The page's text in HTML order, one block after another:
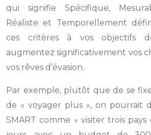
qui signifie Spécifique,
Réaliste et Temporellement
ces critères à vos objectifs
augmentez significativement vos
vos rêves d’évasion.
Par exemple, plutôt que de se
de « voyager plus », on pourrait
SMART comme « visiter trois